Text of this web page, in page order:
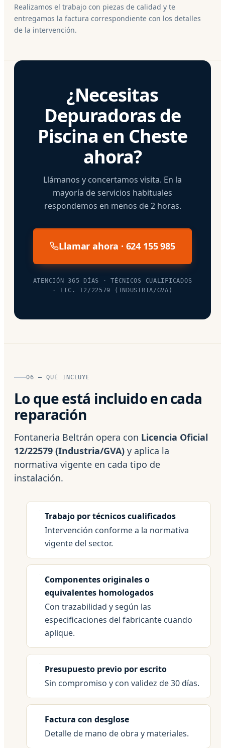
Realizamos el trabajo con piezas de calidad y te
entregamos la factura correspondiente con los detalles
de la intervención.
¿Necesitas
Depuradoras de
Piscina en Cheste
ahora?
Llámanos y concertamos visita. En la
mayoría de servicios habituales
respondemos en menos de 2 horas.
Llamar ahora · 624 155 985
ATENCIÓN 365 DÍAS · TÉCNICOS CUALIFICADOS
· LIC. 12/22579 (INDUSTRIA/GVA)
06 — QUÉ INCLUYE
Lo que está incluido en cada
reparación
Fontaneria Beltrán opera con Licencia Oficial
12/22579 (Industria/GVA) y aplica la
normativa vigente en cada tipo de
instalación.
Trabajo por técnicos cualificados
Intervención conforme a la normativa
vigente del sector.
Componentes originales o
equivalentes homologados
Con trazabilidad y según las
especificaciones del fabricante cuando
aplique.
Presupuesto previo por escrito
Sin compromiso y con validez de 30 días.
Factura con desglose
Detalle de mano de obra y materiales.